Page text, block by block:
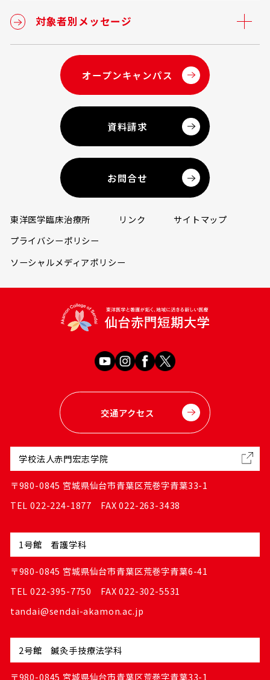
対象者別メッセージ
オープンキャンパス
資料請求
お問合せ
東洋医学臨床治療所 リンク
サイトマップ
プライバシーポリシー
ソーシャルメディアポリシー
交通アクセス
学校法人赤門宏志学院
〒980-0845 宮城県仙台市青葉区荒巻字青葉33-1
TEL 022-224-1877 FAX 022-263-3438
1号館 看護学科
〒980-0845 宮城県仙台市青葉区荒巻字青葉6-41
TEL 022-395-7750 FAX 022-302-5531
tandai@sendai-akamon.ac.jp
2号館 鍼灸手技療法学科
〒980-0845 宮城県仙台市青葉区荒巻字青葉33-1